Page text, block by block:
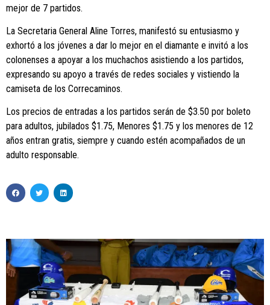
mejor de 7 partidos.
La Secretaria General Aline Torres, manifestó su entusiasmo y
exhortó a los jóvenes a dar lo mejor en el diamante e invitó a los
colonenses a apoyar a los muchachos asistiendo a los partidos,
expresando su apoyo a través de redes sociales y vistiendo la
camiseta de los Correcaminos.
Los precios de entradas a los partidos serán de $3.50 por boleto
para adultos, jubilados $1.75, Menores $1.75 y los menores de 12
años entran gratis, siempre y cuando estén acompañados de un
adulto responsable.